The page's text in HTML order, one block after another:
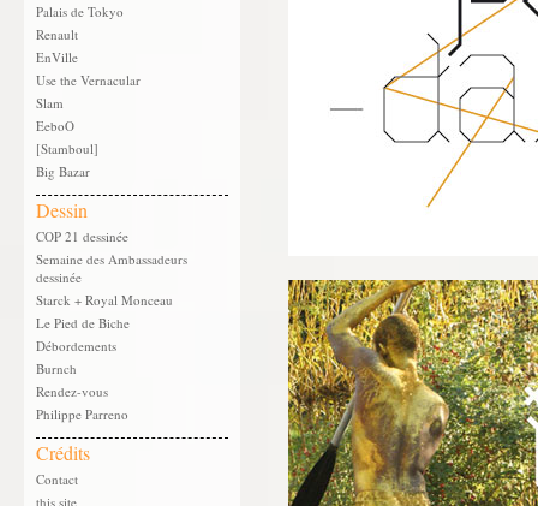
Palais de Tokyo
Renault
EnVille
Use the Vernacular
Slam
EeboO
[Stamboul]
Big Bazar
Dessin
COP 21 dessinée
Semaine des Ambassadeurs
dessinée
Starck + Royal Monceau
Le Pied de Biche
Débordements
Burnch
Rendez-vous
Philippe Parreno
Crédits
Contact
this site